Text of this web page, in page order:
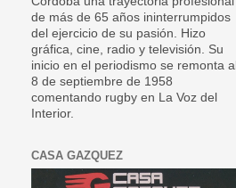
de más de 65 años ininterrumpidos
del ejercicio de su pasión. Hizo
gráfica, cine, radio y televisión. Su
inicio en el periodismo se remonta al
8 de septiembre de 1958
comentando rugby en La Voz del
Interior.
CASA GAZQUEZ